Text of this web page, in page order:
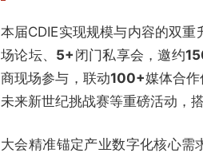
本届CDIE实现规模与内容的双
场论坛、 5+ 闭门私享会，邀约
商现场参与，联动100+媒体合
未来新世纪挑战赛等重磅活动，
大会精准锚定产业数字化核心